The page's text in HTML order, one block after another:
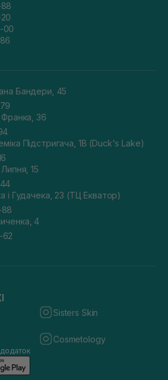
00
Бандери, 45
Франка, 36
Підстригача, 1В (Duck's Lake)
15
і Гудачека, 23 (ТЦ Екватор)
4
62
Sisters Skin
Cosmetology